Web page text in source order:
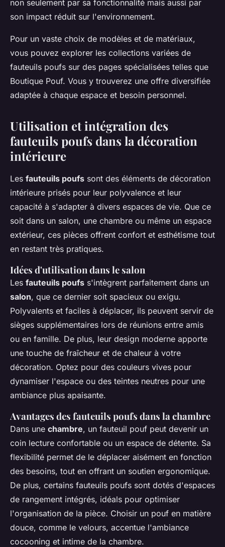
non seulement par sa fonctionnalité mais aussi par
son impact réduit sur l'environnement.
Pour un vaste choix de modèles et de matériaux,
vous pouvez explorer les collections variées de
fauteuils poufs sur des pages spécialisées telles que
Boutique Pouf. Vous y trouverez une offre diversifiée
adaptée à chaque espace et besoin personnel.
Utilisation et intégration des
fauteuils poufs dans la décoration
intérieure
Les fauteuils poufs sont des éléments de décoration
intérieure prisés pour leur polyvalence et leur
capacité à s'adapter à divers espaces de vie. Que ce
soit dans un salon, une chambre ou même un espace
extérieur, ces pièces offrent confort et esthétisme tout
en restant très pratiques.
Idées d'utilisation dans le salon
Les fauteuils poufs s'intègrent parfaitement dans un
salon, que ce dernier soit spacieux ou exigu.
Polyvalents et faciles à déplacer, ils peuvent servir de
sièges supplémentaires lors de réunions entre amis
ou en famille. De plus, leur design moderne apporte
une touche de fraîcheur et de chaleur à votre
décoration. Optez pour des couleurs vives pour
dynamiser l'espace ou des teintes neutres pour une
ambiance plus apaisante.
Avantages des fauteuils poufs dans la chambre
Dans une chambre, un fauteuil pouf peut devenir un
coin lecture confortable ou un espace de détente. Sa
flexibilité permet de le déplacer aisément en fonction
des besoins, tout en offrant un soutien ergonomique.
De plus, certains fauteuils poufs sont dotés d'espaces
de rangement intégrés, idéals pour optimiser
l'organisation de la pièce. Choisir un pouf en matière
douce, comme le velours, accentue l'ambiance
cocooning et intime de la chambre.